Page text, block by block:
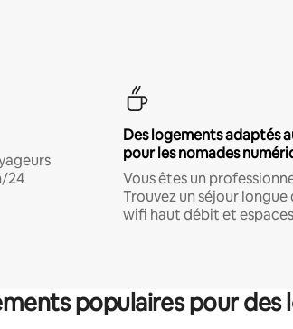
24
Des logements adaptés
pour les nomades
Vous êtes un
Trouvez un séjour longue
wifi haut débit et
populaires pour